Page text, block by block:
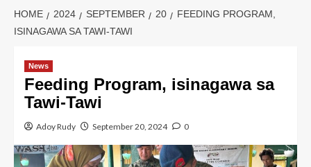
HOME 2024 SEPTEMBER 20
FEEDING PROGRAM,
ISINAGAWA SA TAWI-TAWI
News
Feeding Program, isinagawa sa
Tawi-Tawi
Adoy Rudy September 20, 2024 0